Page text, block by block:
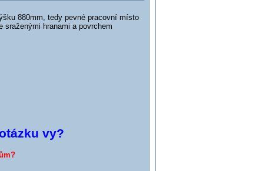
880mm, tedy pevné pracovní místo
hranami a povrchem
vy?